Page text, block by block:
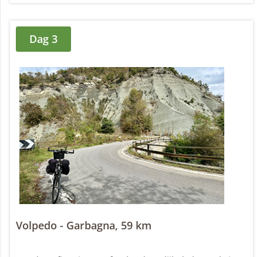
Dag 3
Volpedo - Garbagna, 59 km